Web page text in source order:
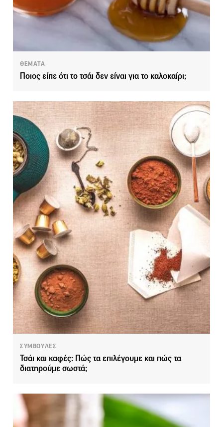
ΘΕΜΑΤΑ
Ποιος είπε ότι το τσάι δεν είναι για το καλοκαίρι;
ΣΥΜΒΟΥΛΕΣ
Τσάι και καφές: Πώς τα επιλέγουμε και πώς τα
διατηρούμε σωστά;